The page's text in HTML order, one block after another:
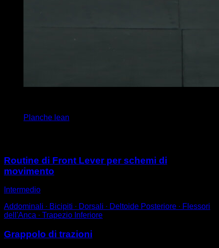
Planche lean
Routine di Front Lever per schemi di
movimento
Intermedio
Addominali ∙ Bicipiti ∙ Dorsali ∙ Deltoide Posteriore ∙ Flessori
dell'Anca ∙ Trapezio Inferiore
Grappolo di trazioni